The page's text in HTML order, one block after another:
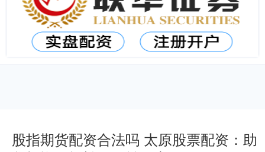
股指期货配资合法吗 太原股票配资：助